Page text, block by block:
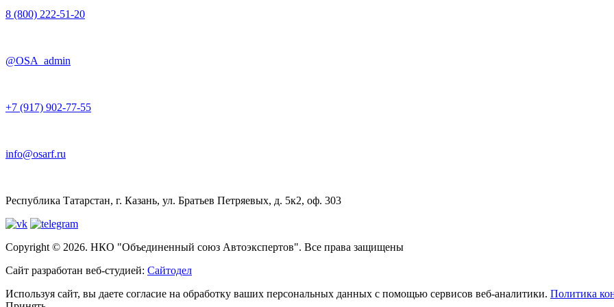
8 (800) 222-51-20
@OSA_admin
+7 (917) 902-77-55
info@osarf.ru
Республика Татарстан, г. Казань, ул. Братьев Петряевых, д. 5к2, оф. 303
Copyright © 2026. НКО "Объединенный союз Автоэкспертов". Все права защищены
Сайт разработан веб-студией: Сайтодел
Используя сайт, вы даете согласие на обработку ваших персональных данных с помощью сервисов веб-аналитики. Политика